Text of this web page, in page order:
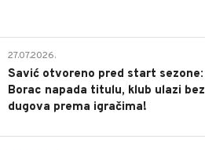
27.07.2026.
Savić otvoreno pred start sezone:
Borac napada titulu, klub ulazi bez
dugova prema igračima!